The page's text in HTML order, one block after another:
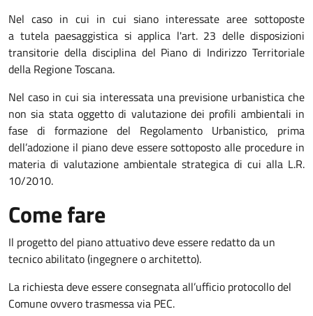
Nel caso in cui in cui siano interessate aree sottoposte
a tutela paesaggistica si applica l'art. 23 delle disposizioni
transitorie della disciplina del Piano di Indirizzo Territoriale
della Regione Toscana.
Nel caso in cui sia interessata una previsione urbanistica che
non sia stata oggetto di valutazione dei profili ambientali in
fase di formazione del Regolamento Urbanistico, prima
dell’adozione il piano deve essere sottoposto alle procedure in
materia di valutazione ambientale strategica di cui alla L.R.
10/2010.
Come fare
Il progetto del piano attuativo deve essere redatto da un
tecnico abilitato (ingegnere o architetto).
La richiesta deve essere consegnata all’ufficio protocollo del
Comune ovvero trasmessa via PEC.